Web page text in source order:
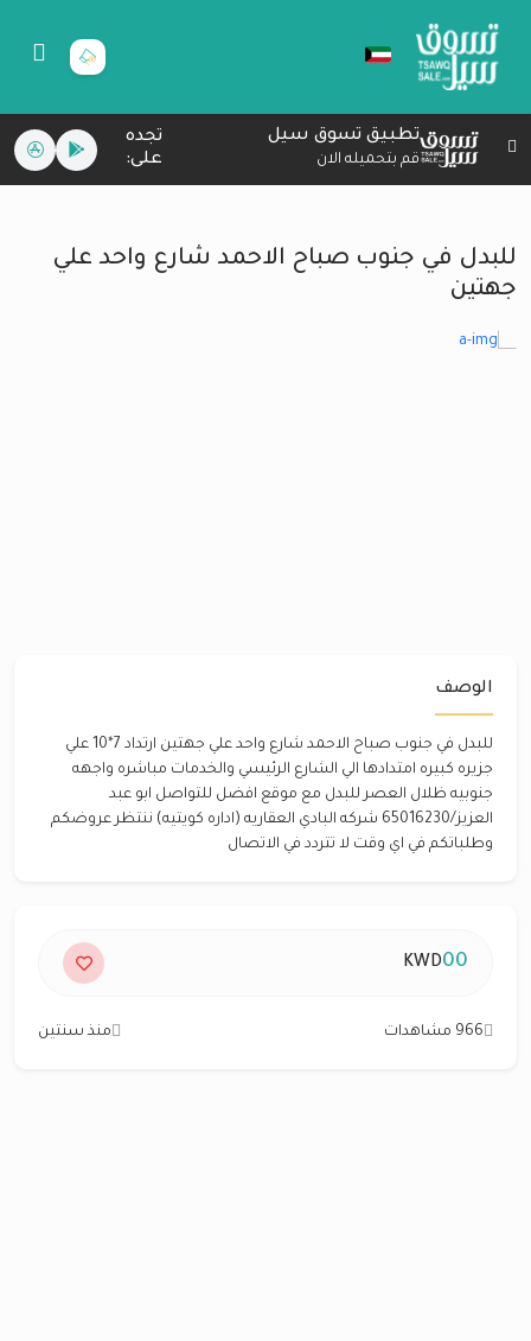
تطبيق تسوق سيل
قم بتحميله الان
تجده
على:
للبدل في جنوب صباح الاحمد شارع واحد علي
جهتين
الوصف
للبدل في جنوب صباح الاحمد شارع واحد علي جهتين ارتداد 7*10 علي
جزيره كبيره امتدادها الي الشارع الرئيسي والخدمات مباشره واجهه
جنوبيه ظلال العصر للبدل مع موقع افضل للتواصل ابو عبد
العزيز/65016230 شركه البادي العقاريه (اداره كويتيه) ننتظر عروضكم
وطلباتكم في اي وقت لا تتردد في الاتصال
00
KWD
966 مشاهدات منذ سنتين